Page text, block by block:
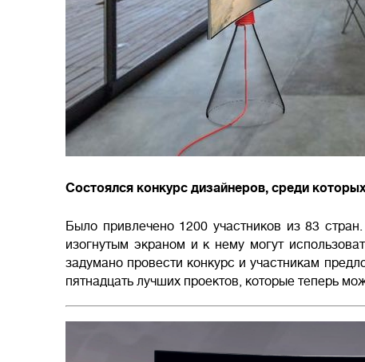
Состоялся конкурс дизайнеров, среди
Было привлечено 1200 участников из 83
изогнутым экраном и к нему могут
задумано провести конкурс и участникам
пятнадцать лучших проектов, которые теперь